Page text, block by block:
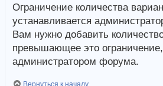
Ограничение количества
устанавливается
Вам нужно добавить
превышающее это
администратором форума.
Вернуться к началу